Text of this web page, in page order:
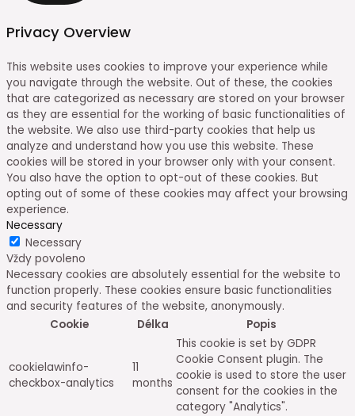
Privacy Overview
This website uses cookies to improve your experience while
you navigate through the website. Out of these, the cookies
that are categorized as necessary are stored on your browser
as they are essential for the working of basic functionalities of
the website. We also use third-party cookies that help us
analyze and understand how you use this website. These
cookies will be stored in your browser only with your consent.
You also have the option to opt-out of these cookies. But
opting out of some of these cookies may affect your browsing
experience.
Necessary
Necessary
Vždy povoleno
Necessary cookies are absolutely essential for the website to
function properly. These cookies ensure basic functionalities
and security features of the website, anonymously.
Cookie
Délka Popis
cookielawinfo-
checkbox-analytics
11
months
This cookie is set by GDPR
Cookie Consent plugin. The
cookie is used to store the user
consent for the cookies in the
category "Analytics".